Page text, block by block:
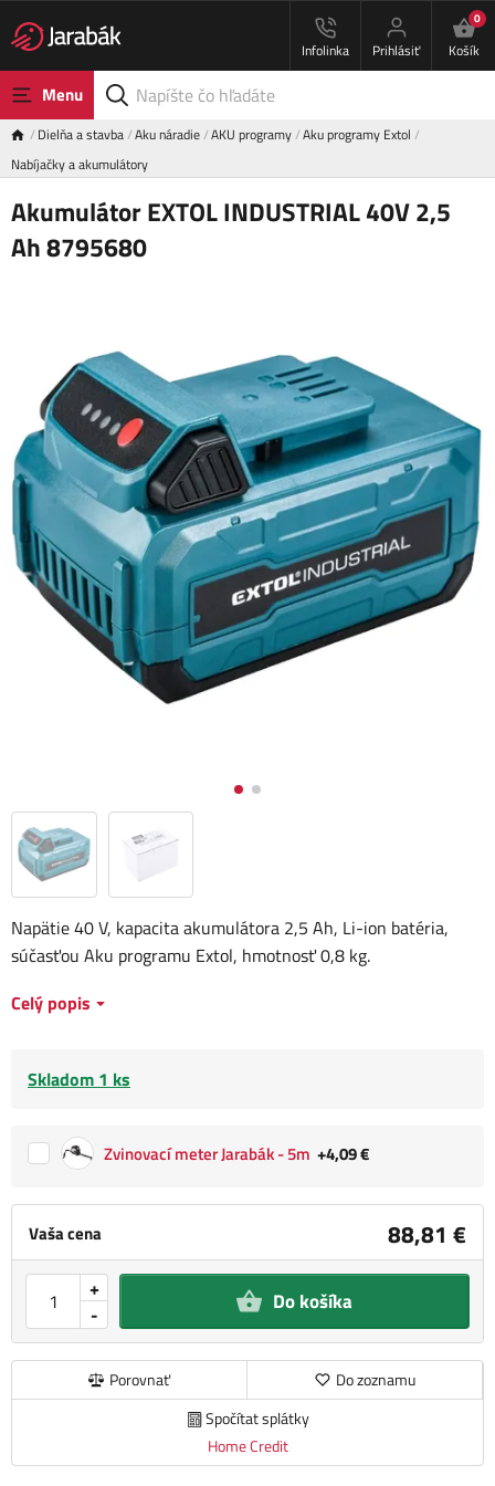
Infolinka Prihlásiť
0
Košík
Menu
Dielňa a stavba Aku náradie AKU programy Aku programy Extol
Nabíjačky a akumulátory
Akumulátor EXTOL INDUSTRIAL 40V 2,5
Ah 8795680
Vaša cena 88,81 €
-
+ Do košíka
Porovnať
Do zoznamu
Spočítat splátky
Home Credit
Napätie 40 V, kapacita akumulátora 2,5 Ah, Li-ion batéria,
súčasťou Aku programu Extol, hmotnosť 0,8 kg.
Celý popis
Skladom 1 ks
Zvinovací meter Jarabák - 5m +4,09 €